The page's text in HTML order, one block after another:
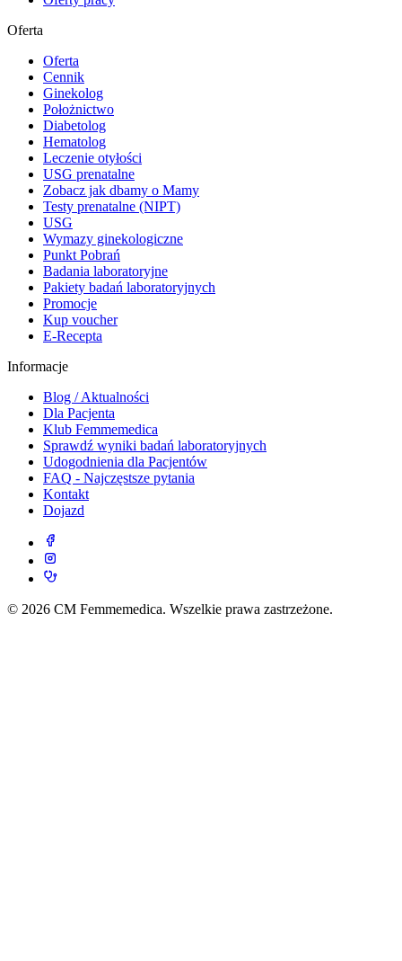
Oferta
Oferta
Cennik
Ginekolog
Położnictwo
Diabetolog
Hematolog
Leczenie otyłości
USG prenatalne
Zobacz jak dbamy o Mamy
Testy prenatalne (NIPT)
USG
Wymazy ginekologiczne
Punkt Pobrań
Badania laboratoryjne
Pakiety badań laboratoryjnych
Promocje
Kup voucher
E-Recepta
Informacje
Blog / Aktualności
Dla Pacjenta
Klub Femmemedica
Sprawdź wyniki badań laboratoryjnych
Udogodnienia dla Pacjentów
FAQ - Najczęstsze pytania
Kontakt
Dojazd
© 2026 CM Femmemedica. Wszelkie prawa zastrzeżone.